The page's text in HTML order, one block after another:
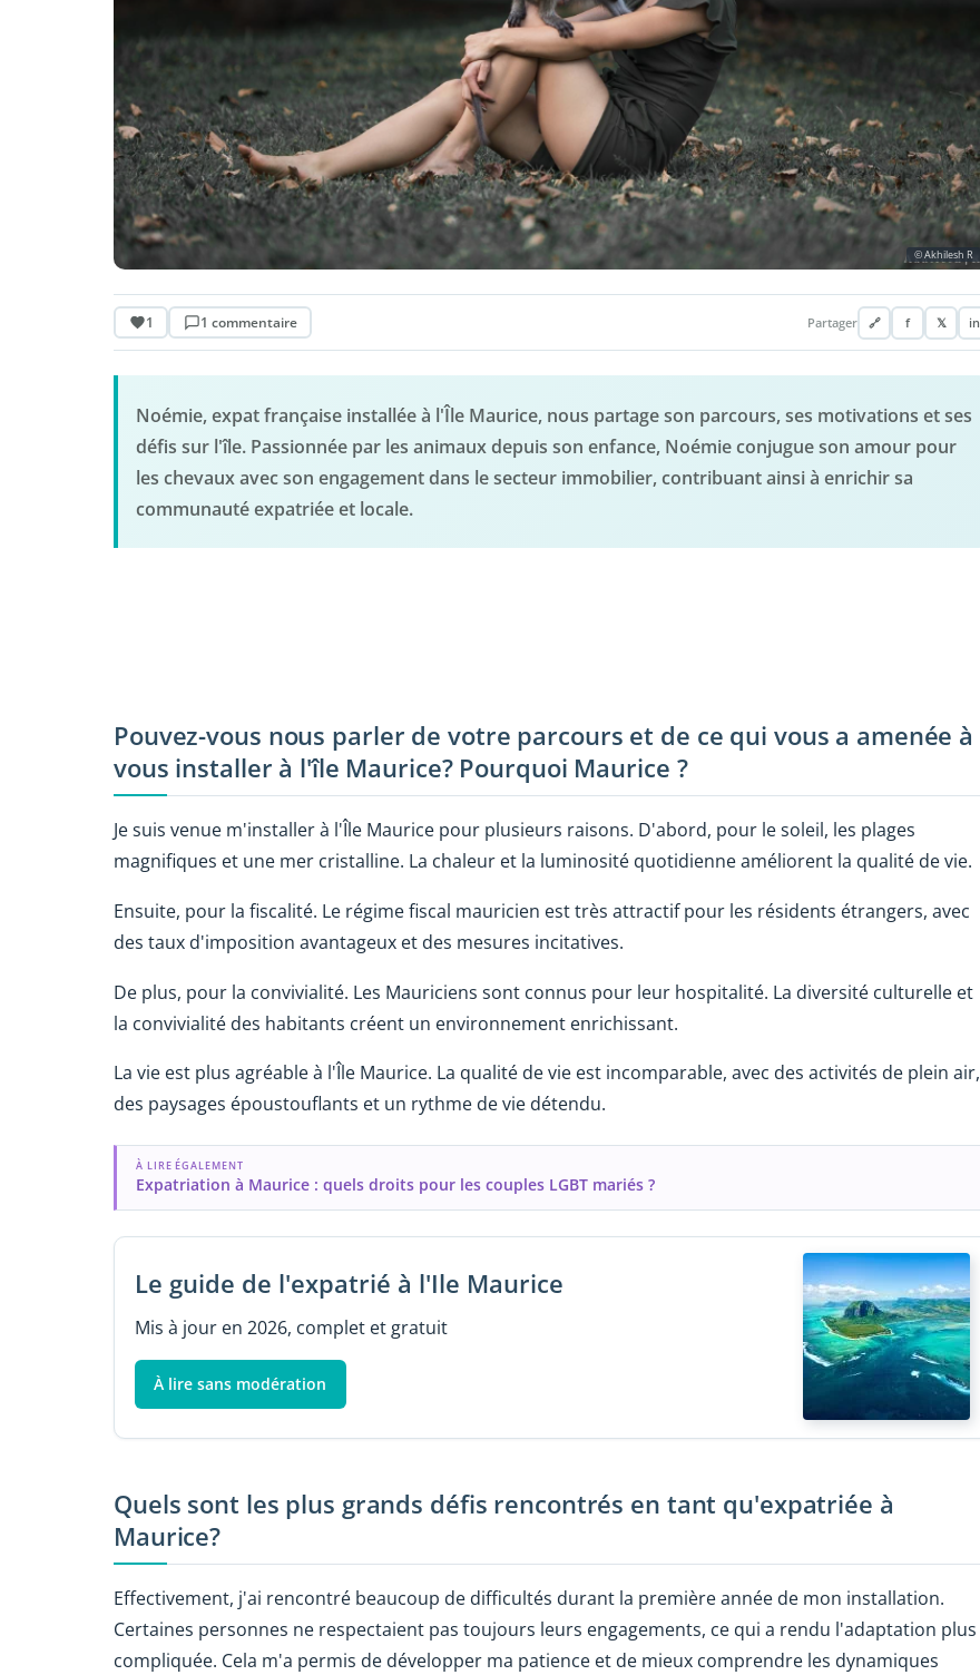
© Akhilesh R
1 1 commentaire Partager 🔗 f 𝕏 in
Noémie, expat française installée à l'Île Maurice, nous partage son parcours, ses motivations et ses
défis sur l'île. Passionnée par les animaux depuis son enfance, Noémie conjugue son amour pour
les chevaux avec son engagement dans le secteur immobilier, contribuant ainsi à enrichir sa
communauté expatriée et locale.
Pouvez-vous nous parler de votre parcours et de ce qui vous a amenée à
vous installer à l'île Maurice? Pourquoi Maurice ?
Je suis venue m'installer à l'Île Maurice pour plusieurs raisons. D'abord, pour le soleil, les plages
magnifiques et une mer cristalline. La chaleur et la luminosité quotidienne améliorent la qualité de vie.
Ensuite, pour la fiscalité. Le régime fiscal mauricien est très attractif pour les résidents étrangers, avec
des taux d'imposition avantageux et des mesures incitatives.
De plus, pour la convivialité. Les Mauriciens sont connus pour leur hospitalité. La diversité culturelle et
la convivialité des habitants créent un environnement enrichissant.
La vie est plus agréable à l'Île Maurice. La qualité de vie est incomparable, avec des activités de plein air,
des paysages époustouflants et un rythme de vie détendu.
À LIRE ÉGALEMENT
Expatriation à Maurice : quels droits pour les couples LGBT mariés ?
Le guide de l'expatrié à l'Ile Maurice
Mis à jour en 2026, complet et gratuit
À lire sans modération
Quels sont les plus grands défis rencontrés en tant qu'expatriée à
Maurice?
Effectivement, j'ai rencontré beaucoup de difficultés durant la première année de mon installation.
Certaines personnes ne respectaient pas toujours leurs engagements, ce qui a rendu l'adaptation plus
compliquée. Cela m'a permis de développer ma patience et de mieux comprendre les dynamiques